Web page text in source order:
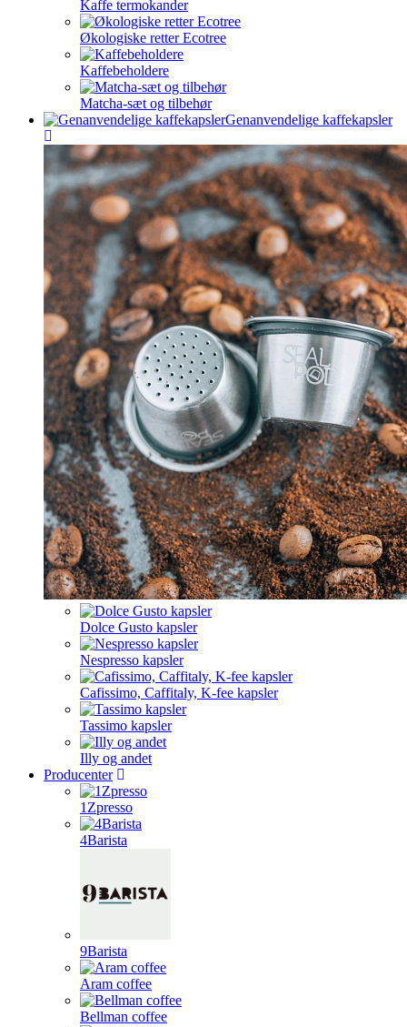
Kaffe termokander
Økologiske retter Ecotree
Kaffebeholdere
Matcha-sæt og tilbehør
Genanvendelige kaffekapsler
Dolce Gusto kapsler
Nespresso kapsler
Cafissimo, Caffitaly, K-fee kapsler
Tassimo kapsler
Illy og andet
Producenter
1Zpresso
4Barista
9Barista
Aram coffee
Bellman coffee